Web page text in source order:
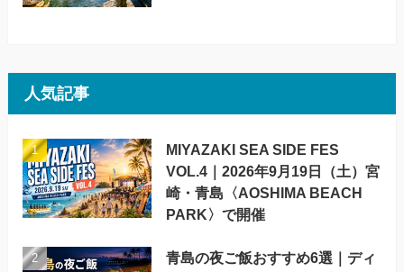
人気記事
MIYAZAKI SEA SIDE FES
VOL.4｜2026年9月19日（土）宮
崎・青島〈AOSHIMA BEACH
PARK〉で開催
青島の夜ご飯おすすめ6選｜ディ